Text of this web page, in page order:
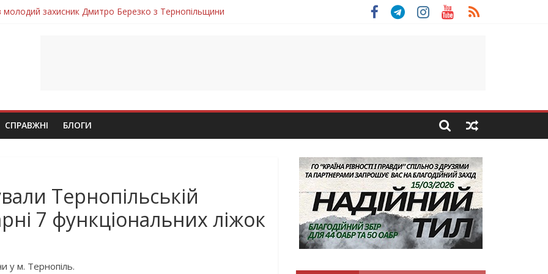
молодий захисник Дмитро Березко з Тернопільщини
Петро Федів повертається до рідного дому «на щиті»
скорботі: на щиті повертається воїн Володимир Паламарчук
безвісти, – Ангелом додому повертається захисник Михайло Скоробогатий з Тернопільщини
СПРАВЖНІ БЛОГИ
Тернопільській
7 функціональних ліжок